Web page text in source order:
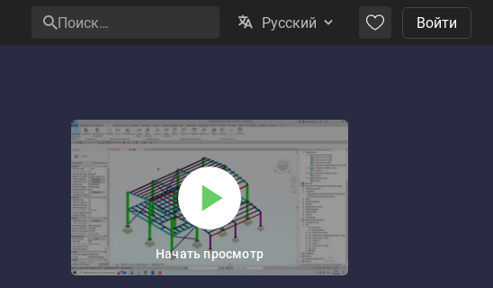
Русский Войти
Начать просмотр